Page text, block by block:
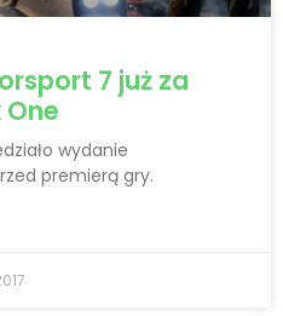
7 już za
wydanie
premierą gry.